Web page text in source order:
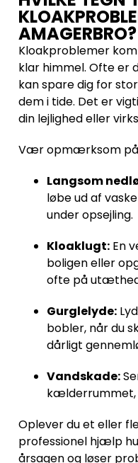
AMAGERBRO?
Kloakproblemer
klar himmel. Ofte er
kan spare dig for
dem i tide. Det er
din lejlighed eller
Vær opmærksom på
Langsom
løbe ud af
under opsejling.
Kloaklugt:En
boligen eller
ofte på
Gurglelyde:
bobler, når du
dårligt
Vandskade:
kælderrummet,
Oplever du et eller
professionel hjælp
årsagen og løser